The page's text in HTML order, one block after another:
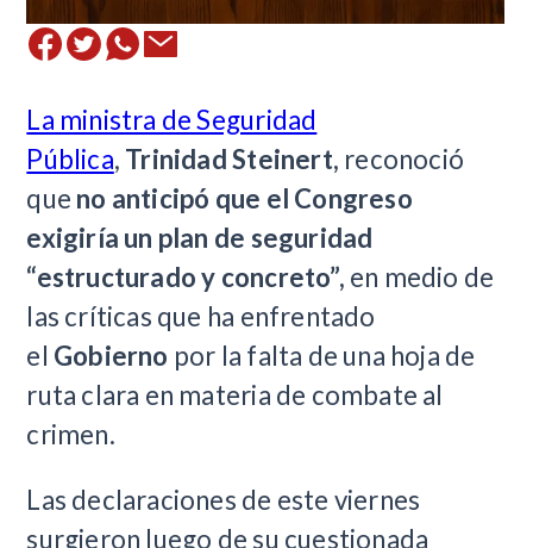
La ministra de Seguridad
Pública, Trinidad Steinert, reconoció
que no anticipó que el Congreso
exigiría un plan de seguridad
“estructurado y concreto”, en medio de
las críticas que ha enfrentado
el Gobierno por la falta de una hoja de
ruta clara en materia de combate al
crimen.
Las declaraciones de este viernes
surgieron luego de su cuestionada